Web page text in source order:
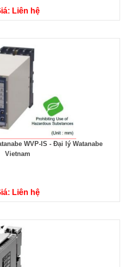
Liên hệ
WVP-IS - Đại lý Watanabe
Vietnam
Liên hệ